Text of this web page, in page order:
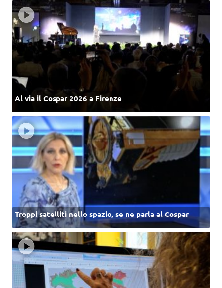
Al via il Cospar 2026 a Firenze
Troppi satelliti nello spazio, se ne parla al Cospar